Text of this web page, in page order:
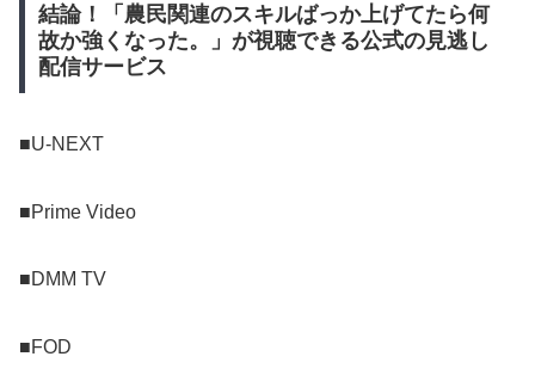
結論！「農民関連のスキルばっか上げてたら何
故か強くなった。」が視聴できる公式の見逃し
配信サービス
■U-NEXT
■Prime Video
■DMM TV
■FOD